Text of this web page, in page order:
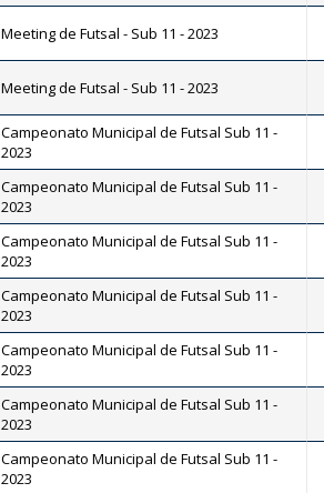
Meeting de Futsal - Sub 11 - 2023
Meeting de Futsal - Sub 11 - 2023
Campeonato Municipal de Futsal Sub 11 -
2023
Campeonato Municipal de Futsal Sub 11 -
2023
Campeonato Municipal de Futsal Sub 11 -
2023
Campeonato Municipal de Futsal Sub 11 -
2023
Campeonato Municipal de Futsal Sub 11 -
2023
Campeonato Municipal de Futsal Sub 11 -
2023
Campeonato Municipal de Futsal Sub 11 -
2023